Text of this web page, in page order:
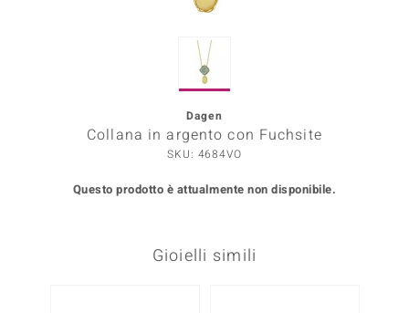
SELECTION
Dagen
Collana in argento con Fuchsite
SKU: 4684VO
Questo prodotto è attualmente non disponibile.
Gioielli simili